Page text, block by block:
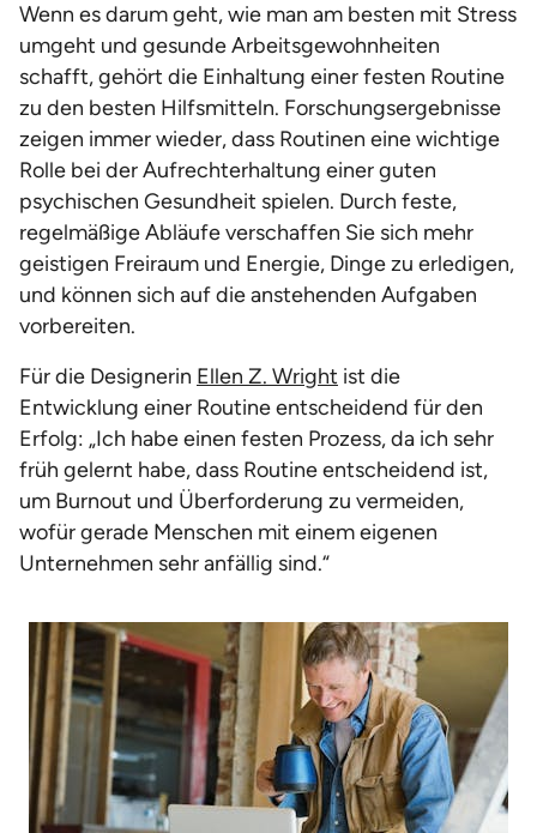
Wenn es darum geht, wie man am besten mit Stress
umgeht und gesunde Arbeitsgewohnheiten
schafft, gehört die Einhaltung einer festen Routine
zu den besten Hilfsmitteln. Forschungsergebnisse
zeigen immer wieder, dass Routinen eine wichtige
Rolle bei der Aufrechterhaltung einer guten
psychischen Gesundheit spielen. Durch feste,
regelmäßige Abläufe verschaffen Sie sich mehr
geistigen Freiraum und Energie, Dinge zu erledigen,
und können sich auf die anstehenden Aufgaben
vorbereiten.
Für die Designerin Ellen Z. Wright ist die
Entwicklung einer Routine entscheidend für den
Erfolg: „Ich habe einen festen Prozess, da ich sehr
früh gelernt habe, dass Routine entscheidend ist,
um Burnout und Überforderung zu vermeiden,
wofür gerade Menschen mit einem eigenen
Unternehmen sehr anfällig sind.“